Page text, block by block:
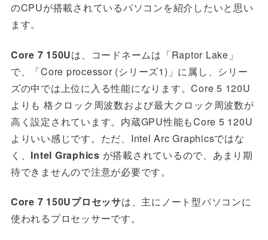
のCPUが搭載されているパソコンを紹介したいと思い
ます。
Core 7 150Uは、コードネームは「Raptor Lake」
で、「Core processor (シリーズ1)」に属し、シリー
ズの中では上位に入る性能になります。Core 5 120U
よりも 格クロック周波数および最大クロック周波数が
高く設定されています。内蔵GPU性能もCore 5 120U
よりいい感じです。ただ、 Intel Arc Graphicsではな
く、 Intel Graphics が搭載されているので、あまり期
待できませんので注意が必要です。
Core 7 150Uプロセッサは、主に ノート型パソコンに
使われるプロセッサーです。